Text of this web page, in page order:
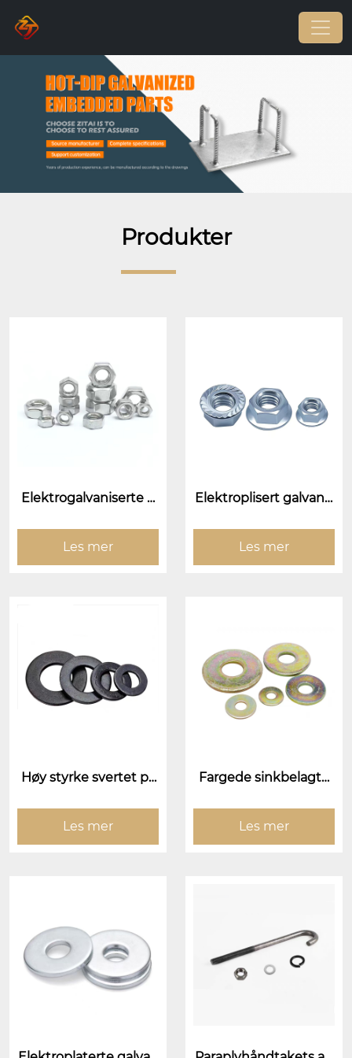
Produkter
Elektrogalvaniserte n
Les mer
Elektroplisert galvanis
siktsmutter)
Les mer
Høy styrke svertet pa
Les mer
Fargede sinkbelagte
Les mer